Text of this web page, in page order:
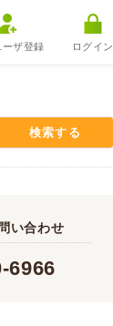
ーザ登録 ログイン
検索する
い合わせ
6966